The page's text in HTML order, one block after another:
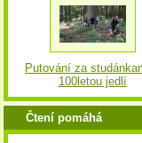
Putování za
100letou jedlí
Čtení pomáhá